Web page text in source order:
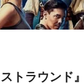
トラウンド